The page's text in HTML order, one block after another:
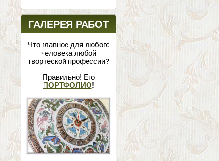
ГАЛЕРЕЯ РАБОТ
Что главное для любого
человека любой
творческой профессии?
Правильно! Его
ПОРТФОЛИО!